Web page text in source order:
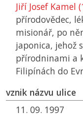
Jiří Josef Kamel
přírodovědec,
misionář, po
japonica, jehož
přírodninami a
Filipínách do
vznik názvu ulice
11. 09. 1997